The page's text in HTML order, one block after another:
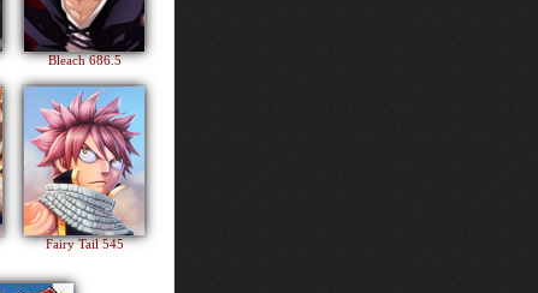
Bleach 686.5
Fairy Tail 545